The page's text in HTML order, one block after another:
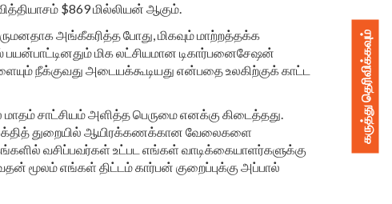
$869 மில்லியன் ஆகும்.
அங்கீகரித்த போது, மிகவும் மாற்றத்தக்க
பயன்பாட்டினதும் மிக லட்சியமான டிகார்பனைசேஷன்
நீக்குவது அடையக்கூடியது என்பதை உலகிற்குக் காட்ட
சாட்சியம் அளித்த பெருமை எனக்கு கிடைத்தது.
துறையில் ஆயிரக்கணக்கான வேலைகளை
வசிப்பவர்கள் உட்பட எங்கள் வாடிக்கையாளர்களுக்கு
மூலம் எங்கள் திட்டம் கார்பன் குறைப்புக்கு அப்பால்
கருத்து தெரிவிக்கவும்